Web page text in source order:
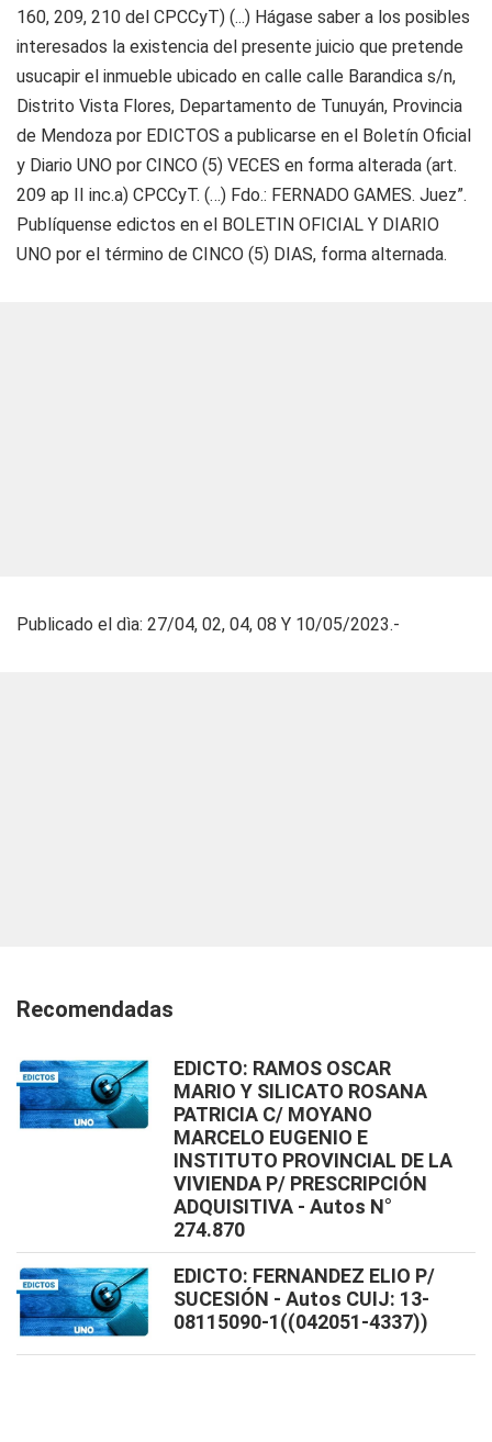
160, 209, 210 del CPCCyT) (...) Hágase saber a los posibles
interesados la existencia del presente juicio que pretende
usucapir el inmueble ubicado en calle calle Barandica s/n,
Distrito Vista Flores, Departamento de Tunuyán, Provincia
de Mendoza por EDICTOS a publicarse en el Boletín Oficial
y Diario UNO por CINCO (5) VECES en forma alterada (art.
209 ap II inc.a) CPCCyT. (…) Fdo.: FERNADO GAMES. Juez”.
Publíquense edictos en el BOLETIN OFICIAL Y DIARIO
UNO por el término de CINCO (5) DIAS, forma alternada.
Publicado el dìa: 27/04, 02, 04, 08 Y 10/05/2023.-
Recomendadas
EDICTO: RAMOS OSCAR
MARIO Y SILICATO ROSANA
PATRICIA C/ MOYANO
MARCELO EUGENIO E
INSTITUTO PROVINCIAL DE LA
VIVIENDA P/ PRESCRIPCIÓN
ADQUISITIVA - Autos N°
274.870
EDICTO: FERNANDEZ ELIO P/
SUCESIÓN - Autos CUIJ: 13-
08115090-1((042051-4337))